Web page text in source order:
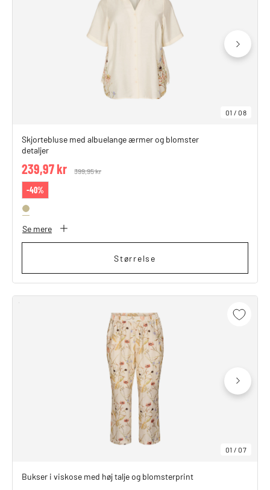
01 /08
Skjortebluse med albuelange ærmer og blomster
detaljer
Price reduced from
399,95 kr
239,97 kr
-40%
Se mere
Størrelse
01 /07
Bukser i viskose med høj talje og blomsterprint